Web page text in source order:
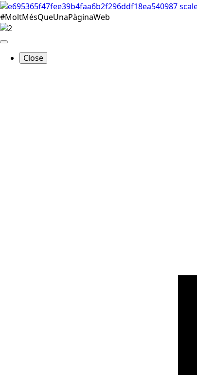
#MoltMésQueUnaPàginaWeb
Close